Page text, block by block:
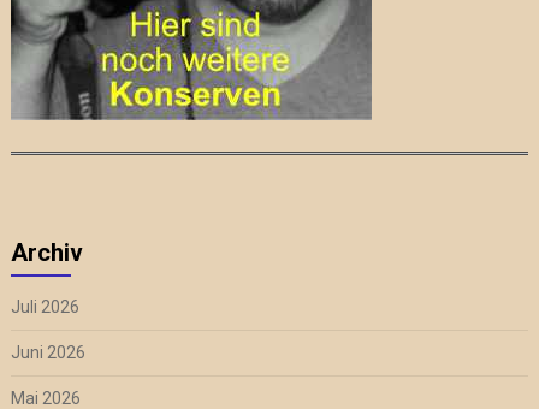
Archiv
Juli 2026
Juni 2026
Mai 2026